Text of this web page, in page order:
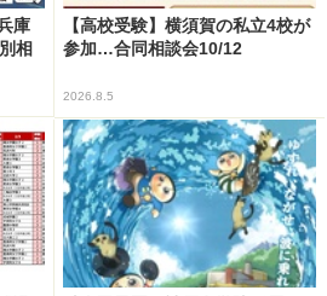
庫
相
【高校受験】横須賀の私立4校が
参加…合同相談会10/12
2026.8.5